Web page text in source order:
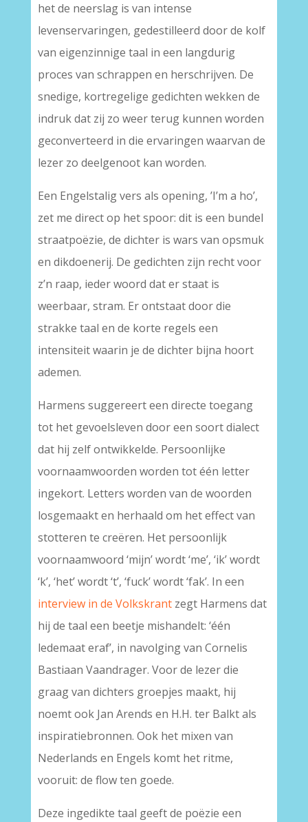
het de neerslag is van intense
levenservaringen, gedestilleerd door de kolf
van eigenzinnige taal in een langdurig
proces van schrappen en herschrijven. De
snedige, kortregelige gedichten wekken de
indruk dat zij zo weer terug kunnen worden
geconverteerd in die ervaringen waarvan de
lezer zo deelgenoot kan worden.
Een Engelstalig vers als opening, ’I’m a ho’,
zet me direct op het spoor: dit is een bundel
straatpoëzie, de dichter is wars van opsmuk
en dikdoenerij. De gedichten zijn recht voor
z’n raap, ieder woord dat er staat is
weerbaar, stram. Er ontstaat door die
strakke taal en de korte regels een
intensiteit waarin je de dichter bijna hoort
ademen.
Harmens suggereert een directe toegang
tot het gevoelsleven door een soort dialect
dat hij zelf ontwikkelde. Persoonlijke
voornaamwoorden worden tot één letter
ingekort. Letters worden van de woorden
losgemaakt en herhaald om het effect van
stotteren te creëren. Het persoonlijk
voornaamwoord ‘mijn’ wordt ‘me’, ‘ik’ wordt
‘k’, ‘het’ wordt ‘t’, ‘fuck’ wordt ‘fak’. In een
interview in de Volkskrantzegt Harmens dat
hij de taal een beetje mishandelt: ‘één
ledemaat eraf’, in navolging van Cornelis
Bastiaan Vaandrager. Voor de lezer die
graag van dichters groepjes maakt, hij
noemt ook Jan Arends en H.H. ter Balkt als
inspiratiebronnen. Ook het mixen van
Nederlands en Engels komt het ritme,
vooruit: de flow ten goede.
Deze ingedikte taal geeft de poëzie een